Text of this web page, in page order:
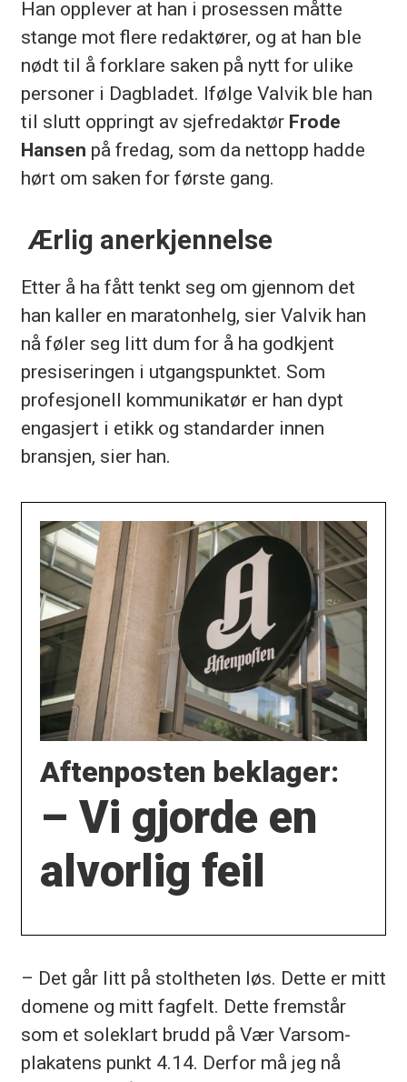
Han opplever at han i prosessen måtte
stange mot flere redaktører, og at han ble
nødt til å forklare saken på nytt for ulike
personer i Dagbladet. Ifølge Valvik ble han
til slutt oppringt av sjefredaktør Frode
Hansen på fredag, som da nettopp hadde
hørt om saken for første gang.
Ærlig anerkjennelse
Etter å ha fått tenkt seg om gjennom det
han kaller en maratonhelg, sier Valvik han
nå føler seg litt dum for å ha godkjent
presiseringen i utgangspunktet. Som
profesjonell kommunikatør er han dypt
engasjert i etikk og standarder innen
bransjen, sier han.
Aftenposten beklager:
– Vi gjorde en
alvorlig feil
– Det går litt på stoltheten løs. Dette er mitt
domene og mitt fagfelt. Dette fremstår
som et soleklart brudd på Vær Varsom-
plakatens punkt 4.14. Derfor må jeg nå